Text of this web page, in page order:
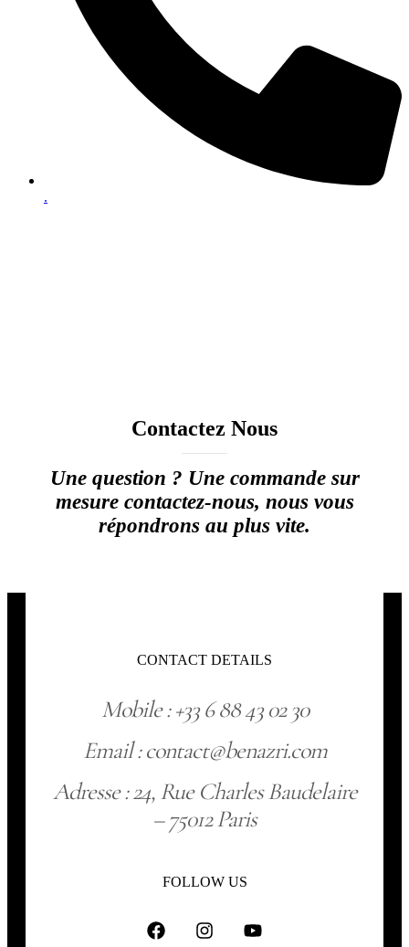
.
Contactez Nous
Une question ? Une commande sur
mesure contactez-nous, nous vous
répondrons au plus vite.
CONTACT DETAILS
Mobile : +33 6 88 43 02 30
Email : contact@benazri.com
Adresse : 24, Rue Charles Baudelaire
– 75012 Paris
FOLLOW US